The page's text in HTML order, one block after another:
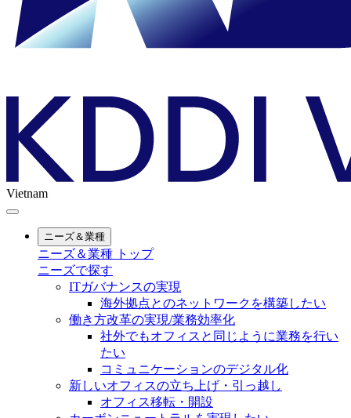
Vietnam
ニーズ＆業種
ニーズ＆業種 トップ
ニーズで探す
ITガバナンスの実現
海外拠点とのネットワークを構築したい
働き方改革の実現/業務効率化
社外でもオフィスと同じように業務を行い
たい
コミュニケーションのデジタル化
新しいオフィスの立ち上げ・引っ越し
オフィス移転・開設